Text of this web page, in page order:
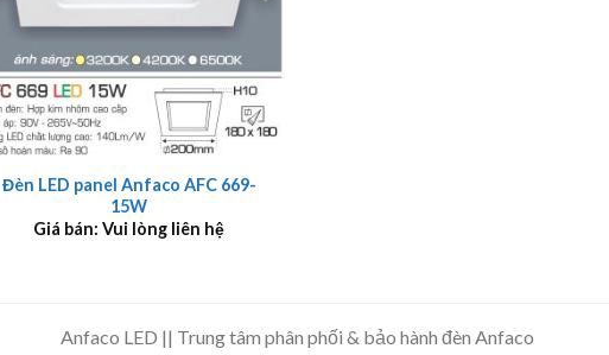
+
Đèn LED panel Anfaco AFC 669-
15W
Giá bán: Vui lòng liên hệ
Anfaco LED || Trung tâm phân phối & bảo hành đèn Anfaco